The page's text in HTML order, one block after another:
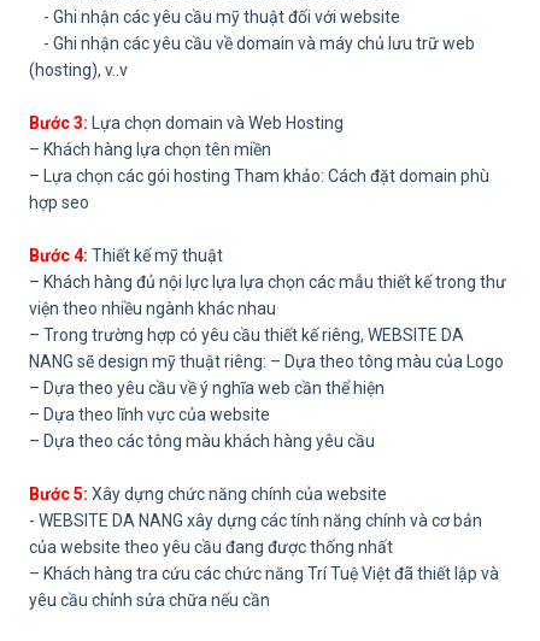
- Ghi nhận các yêu cầu mỹ thuật đối với website
- Ghi nhận các yêu cầu về domain và máy chủ lưu trữ web
(hosting), v..v
Bước 3: Lựa chọn domain và Web Hosting
– Khách hàng lựa chọn tên miền
– Lựa chọn các gói hosting Tham khảo: Cách đặt domain phù
hợp seo
Bước 4: Thiết kế mỹ thuật
– Khách hàng đủ nội lực lựa lựa chọn các mẫu thiết kế trong thư
viện theo nhiều ngành khác nhau
– Trong trường hợp có yêu cầu thiết kế riêng, WEBSITE DA
NANG sẽ design mỹ thuật riêng: – Dựa theo tông màu của Logo
– Dựa theo yêu cầu về ý nghĩa web cần thể hiện
– Dựa theo lĩnh vực của website
– Dựa theo các tông màu khách hàng yêu cầu
Bước 5: Xây dựng chức năng chính của website
- WEBSITE DA NANG xây dựng các tính năng chính và cơ bản
của website theo yêu cầu đang được thống nhất
– Khách hàng tra cứu các chức năng Trí Tuệ Việt đã thiết lập và
yêu cầu chỉnh sửa chữa nếu cần